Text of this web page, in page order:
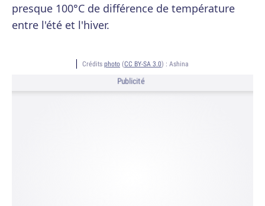
presque 100°C de différence de température
entre l'été et l'hiver.
Crédits photo (CC BY-SA 3.0) : Ashina
Publicité